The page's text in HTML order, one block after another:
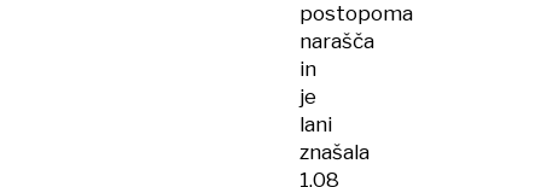
postopoma
narašča
in
je
lani
znašala
1,08